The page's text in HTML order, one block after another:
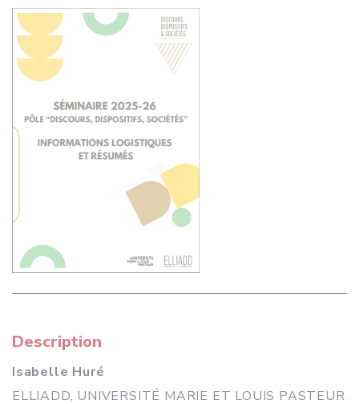
Description
Isabelle Huré
ELLIADD, UNIVERSITÉ MARIE ET LOUIS PASTEUR